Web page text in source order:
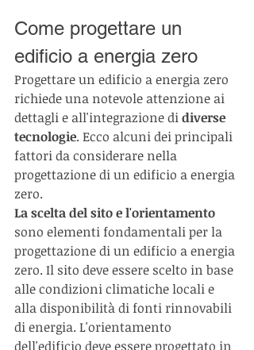
Come progettare un
edificio a energia zero
Progettare un edificio a energia zero
richiede una notevole attenzione ai
dettagli e all'integrazione di diverse
tecnologie. Ecco alcuni dei principali
fattori da considerare nella
progettazione di un edificio a energia
zero.
La scelta del sito e l'orientamento
sono elementi fondamentali per la
progettazione di un edificio a energia
zero. Il sito deve essere scelto in base
alle condizioni climatiche locali e
alla disponibilità di fonti rinnovabili
di energia. L'orientamento
dell'edificio deve essere progettato in